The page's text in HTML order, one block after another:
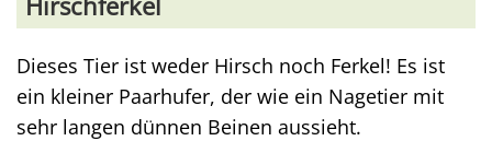
Dieses Tier ist weder Hirsch noch Ferkel! Es ist
ein kleiner Paarhufer, der wie ein Nagetier mit
sehr langen dünnen Beinen aussieht.